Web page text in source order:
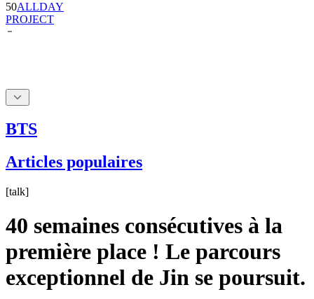
50ALLDAY
PROJECT
BTS
Articles populaires
[talk]
40 semaines consécutives à la
première place ! Le parcours
exceptionnel de Jin se poursuit.